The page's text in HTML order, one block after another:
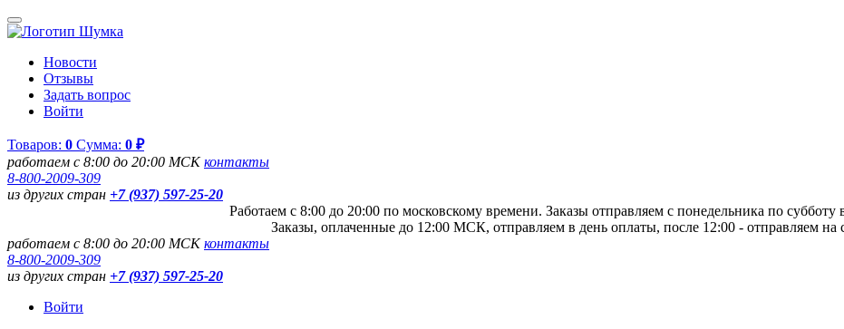
Новости
Отзывы
Задать вопрос
Войти
Товаров: 0 Сумма: 0 ₽
работаем с 8:00 до 20:00 МСКконтакты
8-800-2009-309
из других стран +7 (937) 597-25-20
Работаем с 8:00 до 20:00 по московскому времени. Заказы отправляем с понедельника по
Заказы, оплаченные до 12:00 МСК, отправляем в день оплаты, после 12:00 - отправляем
работаем с 8:00 до 20:00 МСКконтакты
8-800-2009-309
из других стран +7 (937) 597-25-20
Войти